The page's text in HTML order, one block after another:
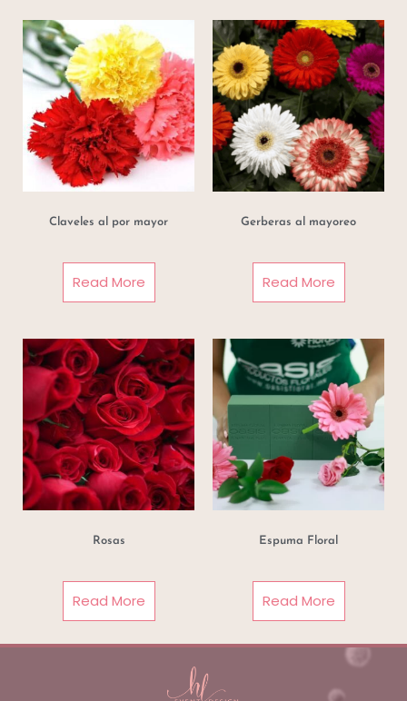
Claveles al por mayor
Read More
Gerberas al mayoreo
Read More
Rosas
Read More
Espuma Floral
Read More